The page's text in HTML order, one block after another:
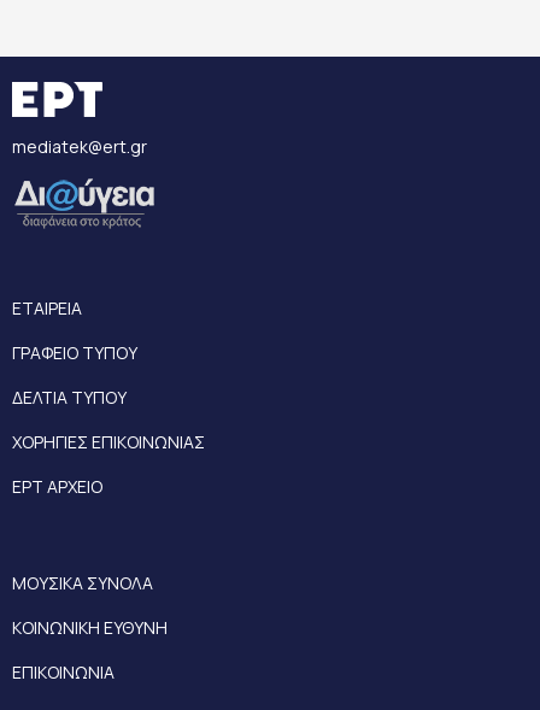
mediatek@ert.gr
ΕΤΑΙΡΕΙΑ
ΓΡΑΦΕΙΟ ΤΥΠΟΥ
ΔΕΛΤΙΑ ΤΥΠΟΥ
ΧΟΡΗΓΙΕΣ ΕΠΙΚΟΙΝΩΝΙΑΣ
ΕΡΤ ΑΡΧΕΙΟ
ΜΟΥΣΙΚΑ ΣΥΝΟΛΑ
ΚΟΙΝΩΝΙΚΗ ΕΥΘΥΝΗ
ΕΠΙΚΟΙΝΩΝΙΑ